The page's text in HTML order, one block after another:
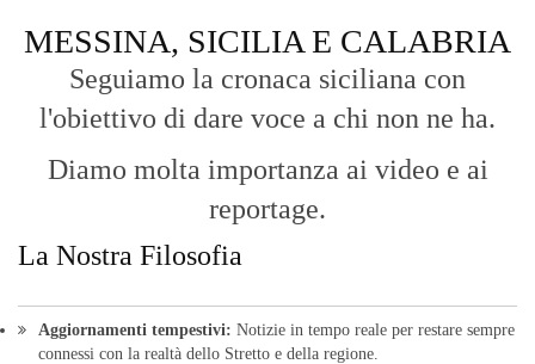
MESSINA, SICILIA E CALABRIA
Seguiamo la cronaca siciliana con
l'obiettivo di dare voce a chi non ne ha.
Diamo molta importanza ai video e ai
reportage.
La Nostra Filosofia
Aggiornamenti tempestivi: Notizie in tempo reale per restare sempre
connessi con la realtà dello Stretto e della regione.